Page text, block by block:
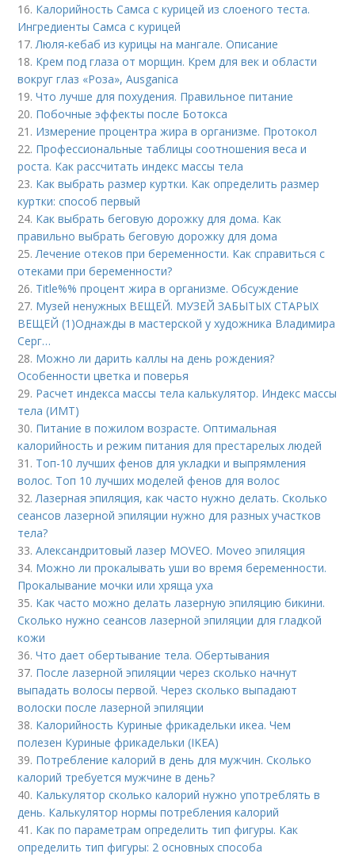
16. Калорийность Самса с курицей из слоеного теста.
Ингредиенты Самса с курицей
17.Люля-кебаб из курицы на мангале. Описание
18. Крем под глаза от морщин. Крем для век и области
вокруг глаз «Роза», Ausganica
19.Что лучше для похудения. Правильное питание
20. Побочные эффекты после Ботокса
21. Измерение процентра жира в организме. Протокол
22. Профессиональные таблицы соотношения веса и
роста. Как рассчитать индекс массы тела
23. Как выбрать размер куртки. Как определить размер
куртки: способ первый
24. Как выбрать беговую дорожку для дома. Как
правильно выбрать беговую дорожку для дома
25.Лечение отеков при беременности. Как справиться с
отеками при беременности?
26. Title%% процент жира в организме. Обсуждение
27. Музей ненужных ВЕЩЕЙ. МУЗЕЙ ЗАБЫТЫХ СТАРЫХ
ВЕЩЕЙ (1)Однажды в мастерской у художника Владимира
Серг…
28. Можно ли дарить каллы на день рождения?
Особенности цветка и поверья
29. Расчет индекса массы тела калькулятор. Индекс массы
тела (ИМТ)
30. Питание в пожилом возрасте. Оптимальная
калорийность и режим питания для престарелых людей
31. Топ-10 лучших фенов для укладки и выпрямления
волос. Топ 10 лучших моделей фенов для волос
32.Лазерная эпиляция, как часто нужно делать. Сколько
сеансов лазерной эпиляции нужно для разных участков
тела?
33.Александритовый лазер MOVEO. Moveo эпиляция
34. Можно ли прокалывать уши во время беременности.
Прокалывание мочки или хряща уха
35. Как часто можно делать лазерную эпиляцию бикини.
Сколько нужно сеансов лазерной эпиляции для гладкой
кожи
36.Что дает обертывание тела. Обертывания
37. После лазерной эпиляции через сколько начнут
выпадать волосы первой. Через сколько выпадают
волоски после лазерной эпиляции
38. Калорийность Куриные фрикадельки икеа. Чем
полезен Куриные фрикадельки (IKEA)
39. Потребление калорий в день для мужчин. Сколько
калорий требуется мужчине в день?
40. Калькулятор сколько калорий нужно употреблять в
день. Калькулятор нормы потребления калорий
41. Как по параметрам определить тип фигуры. Как
определить тип фигуры: 2 основных способа